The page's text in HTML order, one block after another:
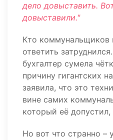
дело довыставить.
довыставили."
Кто коммунальщиков
ответить
бухгалтер сумела
причину гигантских
заявила, что это
вине самих
который её
Но вот что странно –